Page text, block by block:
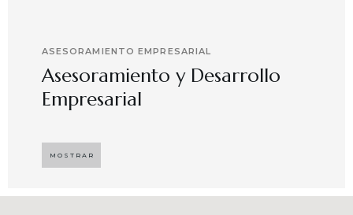
ASESORAMIENTO EMPRESARIAL
Asesoramiento y Desarrollo
Empresarial
desarrollar el compromiso y motivación en el
capital humano en ambientes de trabajo más
MOSTRAR